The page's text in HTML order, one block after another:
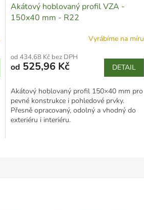
Akátový hoblovaný profil VZA -
150x40 mm - R22
Vyrábíme na míru
od 434,68 Kč bez DPH
od 525,96 Kč DETAIL
Akátový hoblovaný profil 150×40 mm pro
pevné konstrukce i pohledové prvky.
Přesně opracovaný, odolný a vhodný do
exteriéru i interiéru.